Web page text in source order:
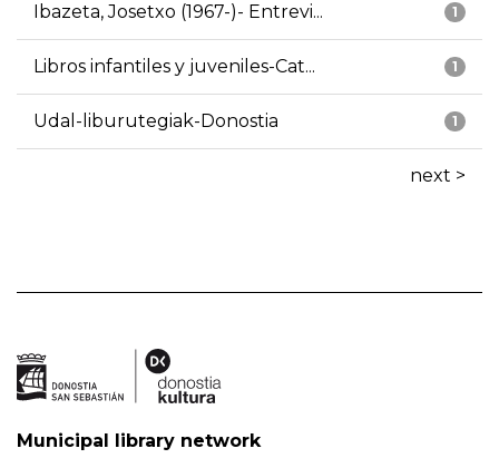
1
Ibazeta, Josetxo (1967-)- Entrevi...
1
Libros infantiles y juveniles-Cat...
1
Udal-liburutegiak-Donostia
next >
Municipal library network